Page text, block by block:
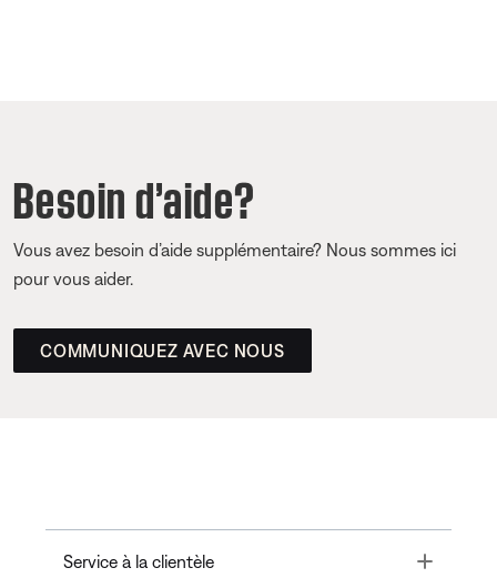
Besoin d’aide?
Vous avez besoin d’aide supplémentaire? Nous sommes ici
pour vous aider.
COMMUNIQUEZ AVEC NOUS
Service à la clientèle Toggle